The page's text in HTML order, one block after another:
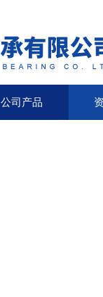
公司产品
公司产品